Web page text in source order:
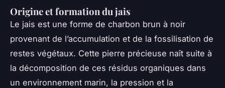
Origine et formation du jais
Le jais est une forme de charbon brun à noir
provenant de l’accumulation et de la fossilisation de
restes végétaux. Cette pierre précieuse naît suite à
la décomposition de ces résidus organiques dans
un environnement marin, la pression et la